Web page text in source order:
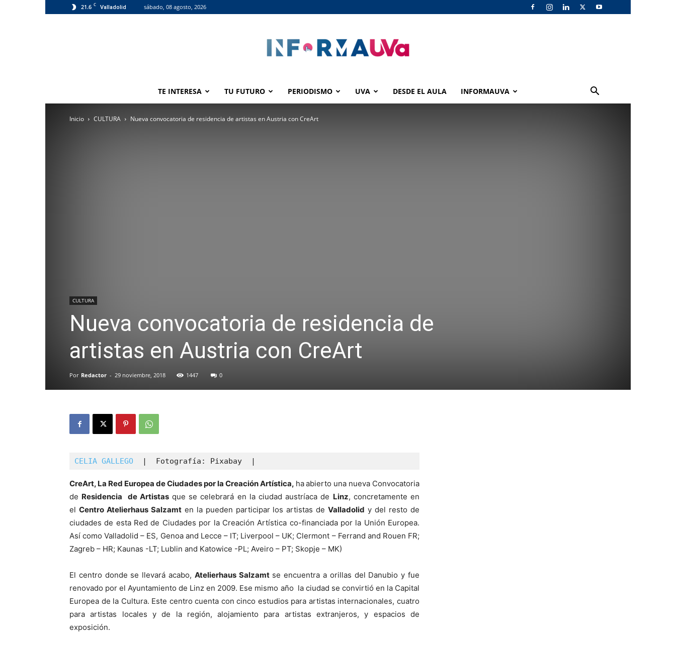
21.6 C Valladolid sábado, 08 agosto, 2026
informaUVA
TE INTERESA TU FUTURO PERIODISMO UVA DESDE EL AULA INFORMAUVA
Inicio CULTURA Nueva convocatoria de residencia de artistas en Austria con CreArt
CULTURA
Nueva convocatoria de residencia de
artistas en Austria con CreArt
Por Redactor - 29 noviembre, 2018 1447 0
CELIA GALLEGO |  Fotografía: Pixabay  |
CreArt, La Red Europea de Ciudades por la Creación Artística, haabierto una nueva Convocatoria
de Residencia de Artistasque se celebrará en la ciudad austríaca de Linz, concretamente en
el Centro Atelierhaus Salzamten la pueden participar los artistas deValladolid y del resto de
ciudades de esta Red de Ciudades por la Creación Artística co-financiada por la Unión Europea.
Así como Valladolid – ES, Genoa and Lecce – IT; Liverpool – UK; Clermont – Ferrand and Rouen FR;
Zagreb – HR; Kaunas -LT; Lublin and Katowice -PL; Aveiro – PT; Skopje – MK)
El centro donde se llevará acabo, Atelierhaus Salzamtse encuentra a orillas del Danubio y fue
renovado por el Ayuntamiento de Linz en 2009. Ese mismo año la ciudad se convirtió en la Capital
Europea de la Cultura. Este centro cuenta con cinco estudios para artistas internacionales, cuatro
para artistas locales y de la región, alojamiento para artistas extranjeros, y espacios de
exposición.